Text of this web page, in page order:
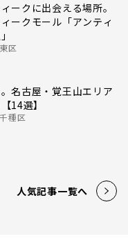
ークに出会える場所。
ークモール「アンティ
区
名古屋・覚王山エリア
14選】
種区
人気記事一覧へ